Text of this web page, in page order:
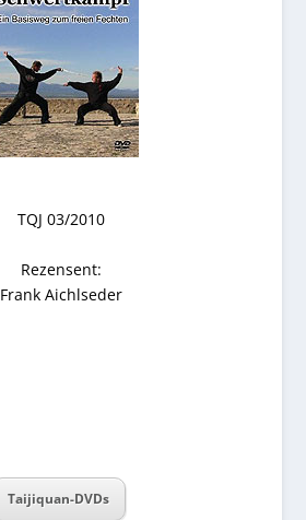
TQJ 03/2010
Rezensent:
Frank Aichlseder
Taijiquan-DVDs